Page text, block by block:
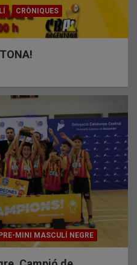
CRÒNIQUES
PRE-MINI MASCULÍ NEGRE